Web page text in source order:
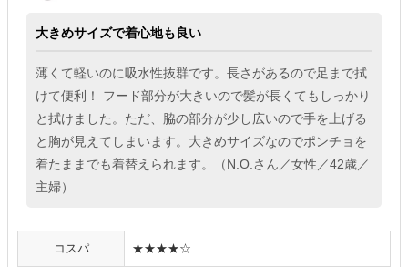
大きめサイズで着心地も良い
薄くて軽いのに吸水性抜群です。長さがあるので足まで拭
けて便利！ フード部分が大きいので髪が長くてもしっかり
と拭けました。ただ、脇の部分が少し広いので手を上げる
と胸が見えてしまいます。大きめサイズなのでポンチョを
着たままでも着替えられます。（N.O.さん／女性／42歳／
主婦）
コスパ ★★★★☆